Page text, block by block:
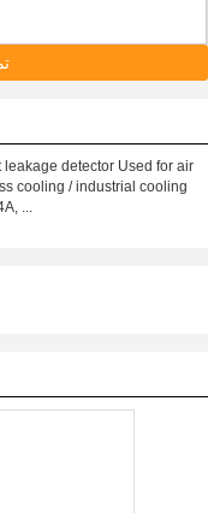
detector Used for air
cooling / industrial cooling
...